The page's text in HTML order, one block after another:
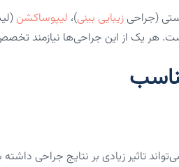
(جراحیزیبایی بینی)، لیپوساکشن
هر یک از این جراحی‌ها نیازمند
تاثیر زیادی بر نتایج جراحی